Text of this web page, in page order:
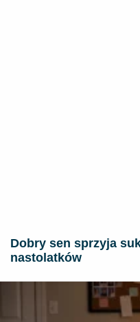
Dobry sen sprzyja
nastolatków